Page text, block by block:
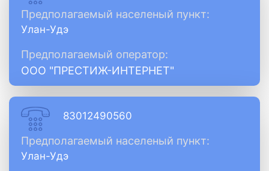
Предполагаемый населеный пункт:
Улан-Удэ
Предполагаемый оператор:
ООО "ПРЕСТИЖ-ИНТЕРНЕТ"
83012490560
Предполагаемый населеный пункт:
Улан-Удэ